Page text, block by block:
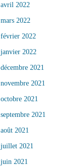
avril 2022
mars 2022
février 2022
janvier 2022
décembre 2021
novembre 2021
octobre 2021
septembre 2021
août 2021
juillet 2021
juin 2021